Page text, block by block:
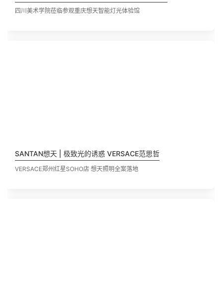
四川美术学院莅临参观重庆想天智能灯光体验馆
SANTAN想天 | 极致光的诱惑 VERSACE范思哲
VERSACE郑州红星SOHO店 想天照明全案落地